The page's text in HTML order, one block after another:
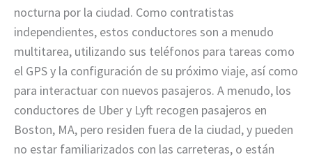
nocturna por la ciudad. Como contratistas
independientes, estos conductores son a menudo
multitarea, utilizando sus teléfonos para tareas como
el GPS y la configuración de su próximo viaje, así como
para interactuar con nuevos pasajeros. A menudo, los
conductores de Uber y Lyft recogen pasajeros en
Boston, MA, pero residen fuera de la ciudad, y pueden
no estar familiarizados con las carreteras, o están